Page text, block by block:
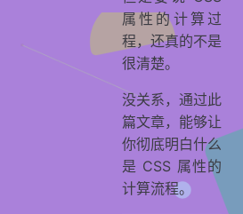
属性的计算过
程，还真的不是
很清楚。
没关系，通过此
篇文章，能够让
你彻底明白什么
是 CSS 属性的
计算流程。